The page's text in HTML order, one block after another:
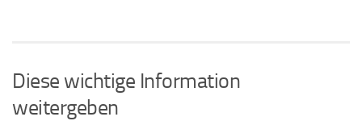
Diese wichtige Information
weitergeben